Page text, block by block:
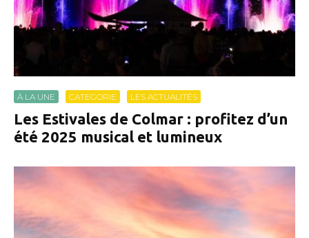
À LA UNE CATEGORIE LES ACTUALITÉS
Les Estivales de Colmar : profitez d’un
été 2025 musical et lumineux